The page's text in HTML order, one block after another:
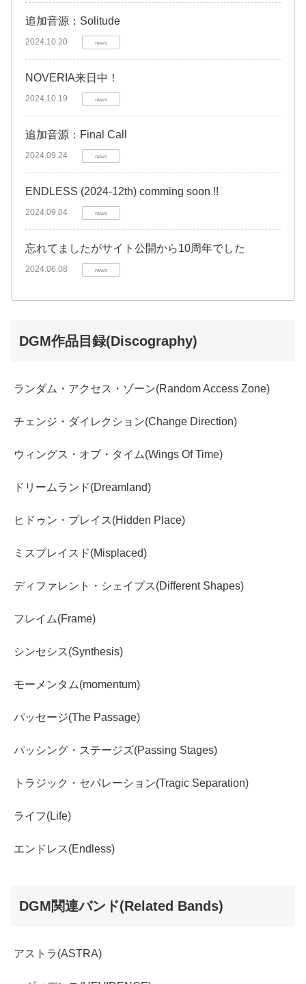
追加音源：Solitude
2024.10.20 news
NOVERIA来日中！
2024.10.19 news
追加音源：Final Call
2024.09.24 news
ENDLESS (2024-12th) comming soon !!
2024.09.04 news
忘れてましたがサイト公開から10周年でした
2024.06.08 news
DGM作品目録(Discography)
ランダム・アクセス・ゾーン(Random Access Zone)
チェンジ・ダイレクション(Change Direction)
ウィングス・オブ・タイム(Wings Of Time)
ドリームランド(Dreamland)
ヒドゥン・プレイス(Hidden Place)
ミスプレイスド(Misplaced)
ディファレント・シェイプス(Different Shapes)
フレイム(Frame)
シンセシス(Synthesis)
モーメンタム(momentum)
パッセージ(The Passage)
パッシング・ステージズ(Passing Stages)
トラジック・セパレーション(Tragic Separation)
ライフ(Life)
エンドレス(Endless)
DGM関連バンド(Related Bands)
アストラ(ASTRA)